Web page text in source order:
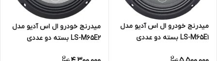
میدرنج خودرو ال اس آدیو مدل
LS-M65E1 بسته دو عددی
میدرنج خودرو ال اس آدیو مدل
LS-M65E2 بسته دو عددی